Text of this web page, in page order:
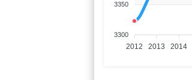
3350
3300
2012 2013 2014